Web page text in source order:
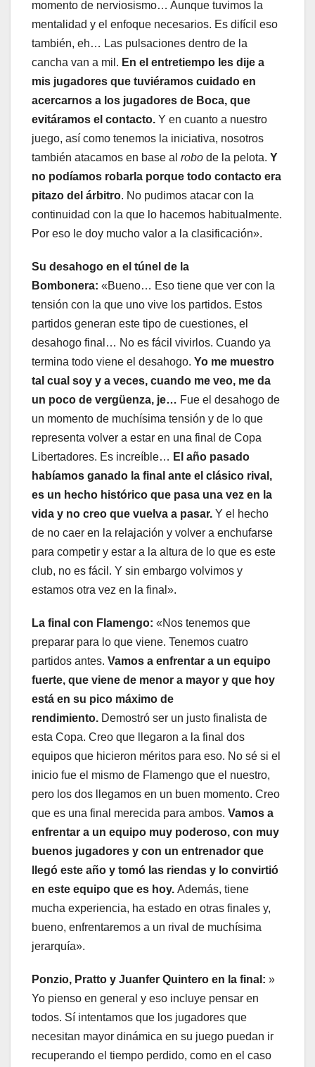
momento de nerviosismo… Aunque tuvimos la
mentalidad y el enfoque necesarios. Es difícil eso
también, eh… Las pulsaciones dentro de la
cancha van a mil. En el entretiempo les dije a
mis jugadores que tuviéramos cuidado en
acercarnos a los jugadores de Boca, que
evitáramos el contacto. Y en cuanto a nuestro
juego, así como tenemos la iniciativa, nosotros
también atacamos en base al robo de la pelota. Y
no podíamos robarla porque todo contacto era
pitazo del árbitro. No pudimos atacar con la
continuidad con la que lo hacemos habitualmente.
Por eso le doy mucho valor a la clasificación».
Su desahogo en el túnel de la
Bombonera: «Bueno… Eso tiene que ver con la
tensión con la que uno vive los partidos. Estos
partidos generan este tipo de cuestiones, el
desahogo final… No es fácil vivirlos. Cuando ya
termina todo viene el desahogo. Yo me muestro
tal cual soy y a veces, cuando me veo, me da
un poco de vergüenza, je… Fue el desahogo de
un momento de muchísima tensión y de lo que
representa volver a estar en una final de Copa
Libertadores. Es increíble… El año pasado
habíamos ganado la final ante el clásico rival,
es un hecho histórico que pasa una vez en la
vida y no creo que vuelva a pasar. Y el hecho
de no caer en la relajación y volver a enchufarse
para competir y estar a la altura de lo que es este
club, no es fácil. Y sin embargo volvimos y
estamos otra vez en la final».
La final con Flamengo: «Nos tenemos que
preparar para lo que viene. Tenemos cuatro
partidos antes. Vamos a enfrentar a un equipo
fuerte, que viene de menor a mayor y que hoy
está en su pico máximo de
rendimiento. Demostró ser un justo finalista de
esta Copa. Creo que llegaron a la final dos
equipos que hicieron méritos para eso. No sé si el
inicio fue el mismo de Flamengo que el nuestro,
pero los dos llegamos en un buen momento. Creo
que es una final merecida para ambos. Vamos a
enfrentar a un equipo muy poderoso, con muy
buenos jugadores y con un entrenador que
llegó este año y tomó las riendas y lo convirtió
en este equipo que es hoy. Además, tiene
mucha experiencia, ha estado en otras finales y,
bueno, enfrentaremos a un rival de muchísima
jerarquía».
Ponzio, Pratto y Juanfer Quintero en la final: »
Yo pienso en general y eso incluye pensar en
todos. Sí intentamos que los jugadores que
necesitan mayor dinámica en su juego puedan ir
recuperando el tiempo perdido, como en el caso